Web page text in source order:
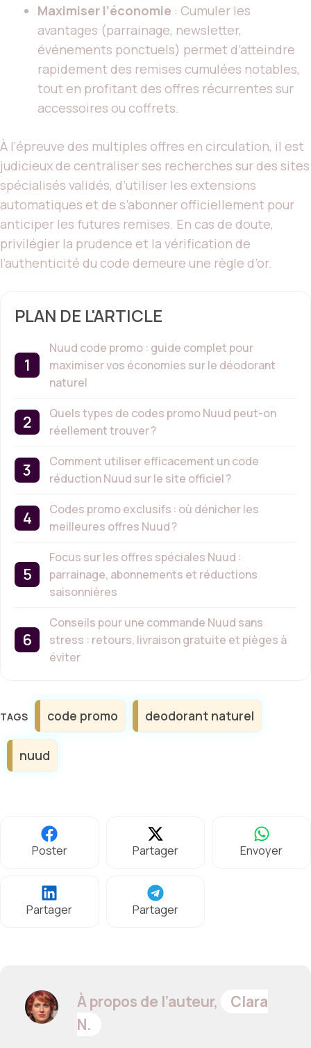
Maximiser l’économie : Cumuler les
avantages (parrainage, newsletter,
événements ponctuels) permet d’atteindre
rapidement des remises cumulées notables,
tout en profitant des offres récurrentes sur
accessoires ou coffrets.
À l’épreuve des multiples offres en circulation, il est
judicieux de centraliser ses recherches sur des sites
spécialisés validés, d’utiliser les extensions
automatiques et de s’abonner officiellement pour
anticiper les futures remises. En cas de doute,
privilégier la prudence et la vérification de
l’authenticité du code demeure une règle d’or.
PLAN DE L'ARTICLE
Nuud code promo : guide complet pour
maximiser vos économies sur le déodorant
naturel
Quels types de codes promo Nuud peut-on
réellement trouver ?
Comment utiliser efficacement un code
réduction Nuud sur le site officiel ?
Codes promo exclusifs : où dénicher les
meilleures offres Nuud ?
Focus sur les offres spéciales Nuud :
parrainage, abonnements et réductions
saisonnières
Conseils pour une commande Nuud sans
stress : retours, livraison gratuite et pièges à
éviter
Étiquettes
code promo deodorant naturel
nuud
Poster Partager Envoyer
Partager Partager
À propos de l’auteur,
Clara
N.